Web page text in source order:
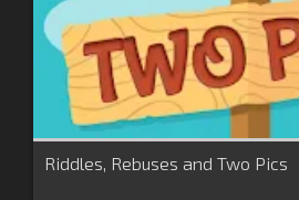
Riddles, Rebuses and Two Pics